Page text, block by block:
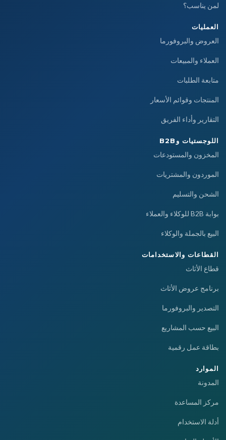
لمن يناسب؟
العمليات
العروض والبروفورما
العملاء والمبيعات
متابعة الطلبات
المنتجات وقوائم الأسعار
التقارير وأداء الفريق
اللوجستيات وB2B
المخزون والمستودعات
الموردون والمشتريات
الشحن والتسليم
بوابة B2B للوكلاء والعملاء
البيع بالجملة والوكلاء
القطاعات والاستخدامات
قطاع الأثاث
برنامج عروض الأثاث
التصدير والبروفورما
البيع حسب المشاريع
بطاقة عمل رقمية
الموارد
المدونة
مركز المساعدة
أدلة الاستخدام